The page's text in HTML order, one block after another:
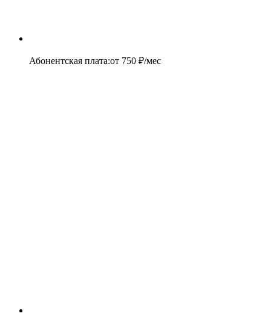
Абонентская плата:от 750 ₽/мес